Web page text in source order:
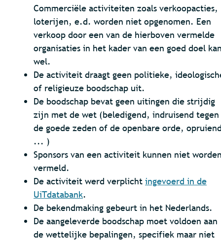
Commerciële activiteiten zoals verkoopacties,
loterijen, e.d. worden niet opgenomen. Een
verkoop door een van de hierboven vermelde
organisaties in het kader van een goed doel
wel.
De activiteit draagt geen politieke,
of religieuze boodschap uit.
De boodschap bevat geen uitingen die strijdig
zijn met de wet (beledigend, indruisend tegen
de goede zeden of de openbare orde,
... )
Sponsors van een activiteit kunnen niet
vermeld.
De activiteit werd verplicht ingevoerd in de
UiTdatabank.
De bekendmaking gebeurt in het Nederlands.
De aangeleverde boodschap moet voldoen aan
de wettelijke bepalingen, specifiek maar niet